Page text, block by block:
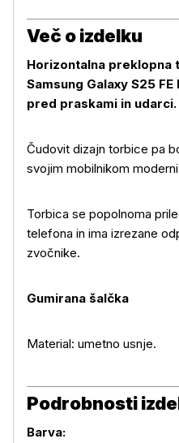
Več o izdelku
Več o izdelku
Horizontalna
Samsung Galaxy S25
pred praskami in udarci.
Čudovit dizajn torbice pa
svojim mobilnikom
Torbica se popolnoma
telefona in ima izrezane
zvočnike.
Gumirana šalčka
Material: umetno usnje.
Podrobnosti
Barva: